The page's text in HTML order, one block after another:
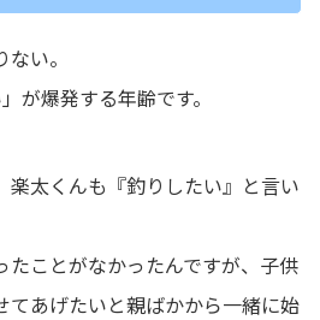
い。
が爆発する年齢です。
楽太くんも『釣りしたい』と言い
たことがなかったんですが、子供
てあげたいと親ばかから一緒に始